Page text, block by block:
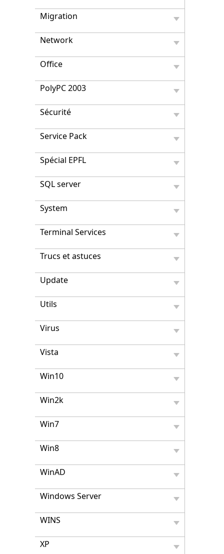
Migration
Network
Office
PolyPC 2003
Sécurité
Service Pack
Spécial EPFL
SQL server
System
Terminal Services
Trucs et astuces
Update
Utils
Virus
Vista
Win10
Win2k
Win7
Win8
WinAD
Windows Server
WINS
XP